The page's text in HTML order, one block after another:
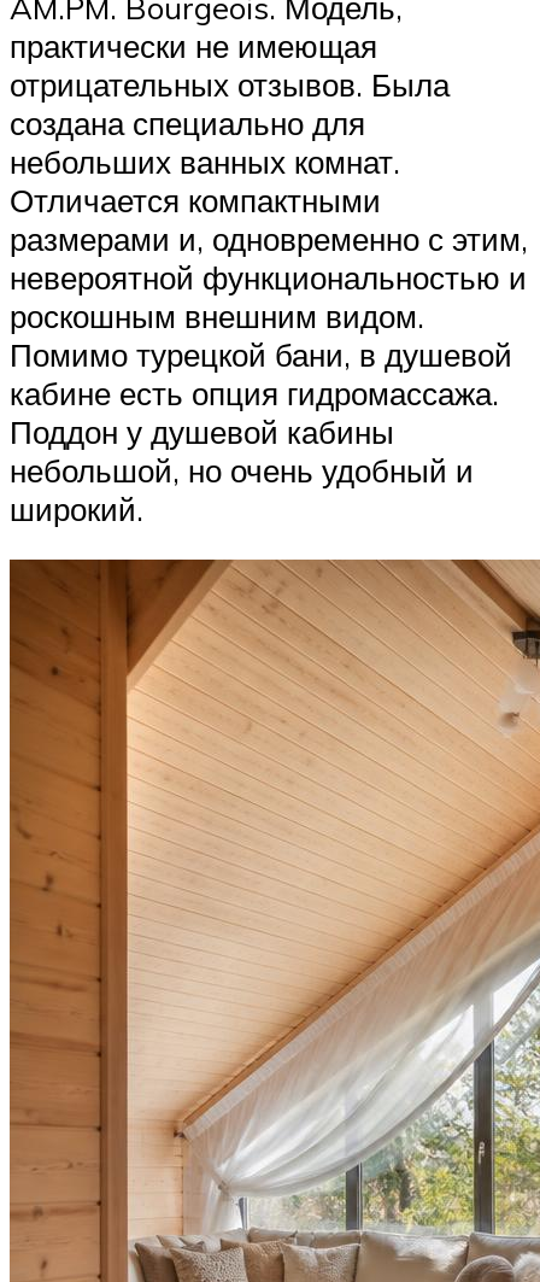
практически не имеющая
отрицательных отзывов. Была
создана специально для
небольших ванных комнат.
Отличается компактными
размерами и, одновременно с этим,
невероятной функциональностью и
роскошным внешним видом.
Помимо турецкой бани, в душевой
кабине есть опция гидромассажа.
Поддон у душевой кабины
небольшой, но очень удобный и
широкий.